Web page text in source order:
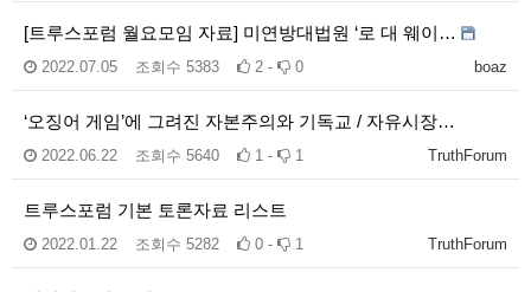
[트루스포럼 월요모임 자료] 미연방대법원 ‘로 대 웨이…
boaz
2022.07.05 조회수 5383 2 - 0
‘오징어 게임’에 그려진 자본주의와 기독교 / 자유시장…
TruthForum
2022.06.22 조회수 5640 1 - 1
트루스포럼 기본 토론자료 리스트
TruthForum
2022.01.22 조회수 5282 0 - 1